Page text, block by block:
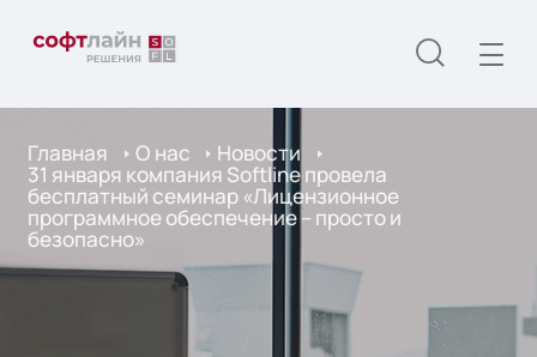
Главная О нас Новости
31 января компания Softline провела
бесплатный семинар «Лицензионное
программное обеспечение – просто и
безопасно»